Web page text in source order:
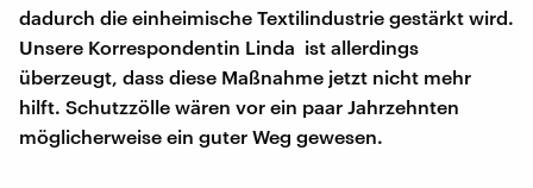
dadurch die einheimische Textilindustrie gestärkt wird.
Unsere Korrespondentin Linda ist allerdings
überzeugt, dass diese Maßnahme jetzt nicht mehr
hilft. Schutzzölle wären vor ein paar Jahrzehnten
möglicherweise ein guter Weg gewesen.